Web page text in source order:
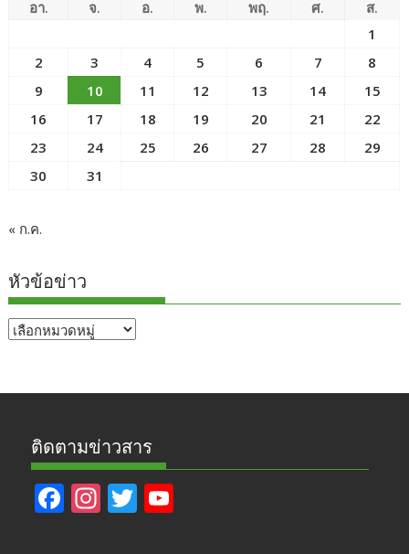
อา. จ. อ. พ. พฤ. ศ.
ส.
1
2
3 4 5 6 7
8
9
10 11 12 13 14
15
16
17 18 19 20 21
22
23
24 25 26 27 28
29
30
31
« ก.ค.
หัวข้อข่าว
หัวข้อ
ติดตามข่าวสาร
F In T